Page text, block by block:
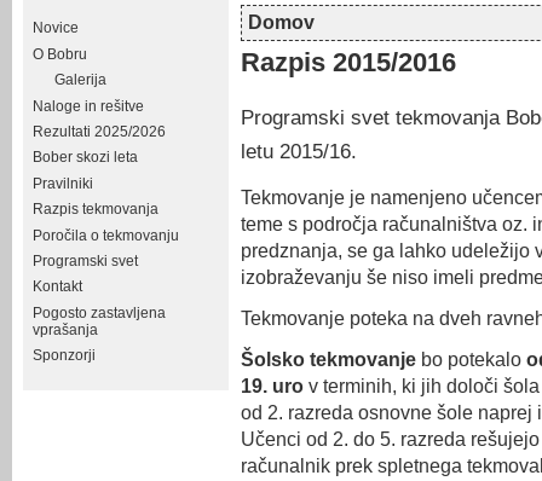
Novice
O Bobru
Galerija
Naloge in rešitve
Rezultati 2025/2026
Bober skozi leta
Pravilniki
Razpis tekmovanja
Poročila o tekmovanju
Programski svet
Kontakt
Pogosto zastavljena
vprašanja
Sponzorji
Nahajate se tukaj
Domov
Razpis 2015/2016
Programski svet tekmovanja
letu 2015/16.
Tekmovanje je namenjeno
teme s področja računalništva oz.
predznanja, se ga lahko udeležijo
izobraževanju še niso imeli
Tekmovanje poteka na dveh
Šolsko tekmovanje bo potekalo
19. uro v terminih, ki jih določi
od 2. razreda osnovne šole
Učenci od 2. do 5. razreda
računalnik prek spletnega